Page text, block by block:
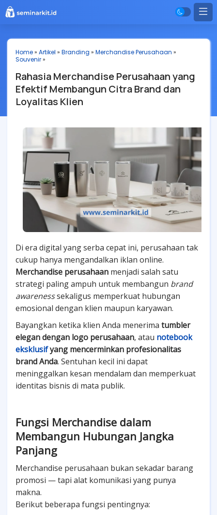
Home» Artikel » Branding » Merchandise Perusahaan »
Souvenir»
Rahasia Merchandise Perusahaan yang
Efektif Membangun Citra Brand dan
Loyalitas Klien
Di era digital yang serba cepat ini, perusahaan tak
cukup hanya mengandalkan iklan online.
Merchandise perusahaan menjadi salah satu
strategi paling ampuh untuk membangun brand
awarenesssekaligus memperkuat hubungan
emosional dengan klien maupun karyawan.
Bayangkan ketika klien Anda menerima tumbler
elegan dengan logo perusahaan, atau notebook
eksklusifyang mencerminkan profesionalitas
brand Anda. Sentuhan kecil ini dapat
meninggalkan kesan mendalam dan memperkuat
identitas bisnis di mata publik.
Fungsi Merchandise dalam
Membangun Hubungan Jangka
Panjang
Merchandise perusahaan bukan sekadar barang
promosi — tapi alat komunikasi yang punya
makna.
Berikut beberapa fungsi pentingnya: